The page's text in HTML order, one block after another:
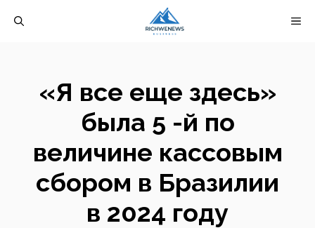
«Я все еще здесь»
была 5 -й по
величине кассовым
сбором в Бразилии
в 2024 году